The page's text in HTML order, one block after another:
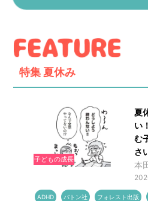
特集 夏休み
子どもの成長
夏
い
む
さ
本
ADHD バトン社 フォレスト出版